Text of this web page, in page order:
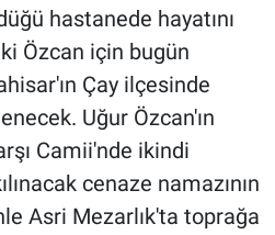
hastanede hayatını
Özcan için bugün
Çay ilçesinde
Uğur Özcan'ın
Camii'nde ikindi
cenaze namazının
Asri Mezarlık'ta toprağa